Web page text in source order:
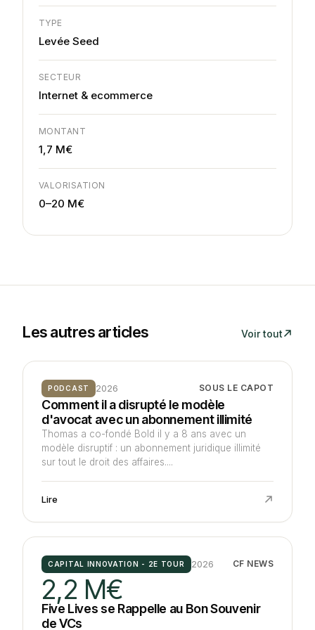
TYPE
Levée Seed
SECTEUR
Internet & ecommerce
MONTANT
1,7 M€
VALORISATION
0–20 M€
Les autres articles Voir tout
PODCAST 2026 SOUS LE CAPOT
Comment il a disrupté le modèle
d'avocat avec un abonnement illimité
Thomas a co-fondé Bold il y a 8 ans avec un
modèle disruptif : un abonnement juridique illimité
sur tout le droit des affaires....
Lire
CAPITAL INNOVATION - 2E TOUR 2026 CF NEWS
2,2 M€
Five Lives se Rappelle au Bon Souvenir
de VCs